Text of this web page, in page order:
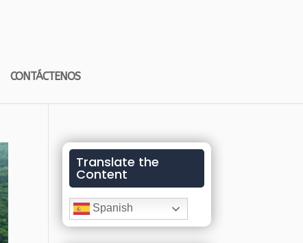
CONTÁCTENOS
Translate the
Content
Spanish